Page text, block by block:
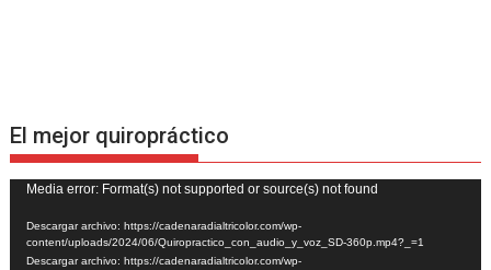
El mejor quiropráctico
Reproductor
de
vídeo
Media error: Format(s) not supported or source(s) not found
Descargar archivo: https://cadenaradialtricolor.com/wp-
content/uploads/2024/06/Quiropractico_con_audio_y_voz_SD-360p.mp4?_=1
Descargar archivo: https://cadenaradialtricolor.com/wp-